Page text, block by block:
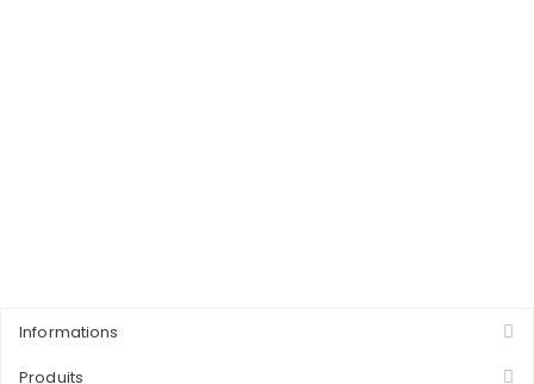
Informations
Produits